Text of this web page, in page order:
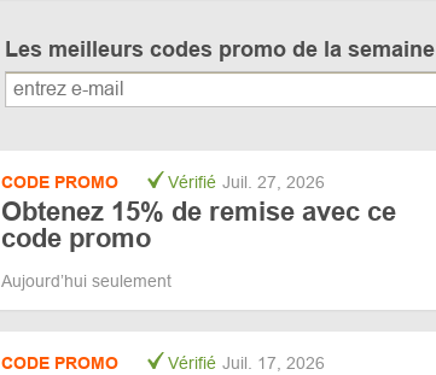
Les meilleurs codes promo de la semaine
CODE PROMO Vérifié Juil. 27, 2026
Obtenez 15% de remise avec ce
code promo
Aujourd’hui seulement
CODE PROMO Vérifié Juil. 17, 2026